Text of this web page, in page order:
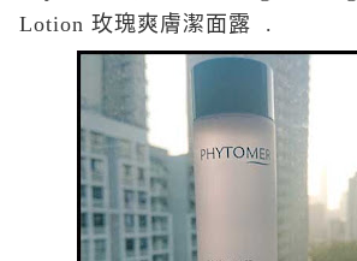
Lotion 玫瑰爽膚潔面露 .